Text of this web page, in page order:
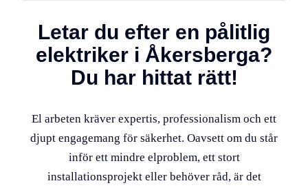
Letar du efter en pålitlig
elektriker i Åkersberga?
Du har hittat rätt!
El arbeten kräver expertis, professionalism och ett
djupt engagemang för säkerhet. Oavsett om du står
inför ett mindre elproblem, ett stort
installationsprojekt eller behöver råd, är det